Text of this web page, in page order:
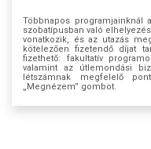
Többnapos
szobatípusban való
vonatkozik, és az utazás
kötelezően fizetendő díjat
fizethető: fakultatív
valamint az útlemondási
létszámnak megfelelő
„Megnézem” gombot.